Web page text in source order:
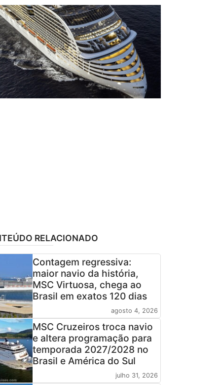
RELACIONADO
Contagem regressiva:
maior navio da história,
MSC Virtuosa, chega ao
Brasil em exatos 120 dias
agosto 4, 2026
MSC Cruzeiros troca navio
e altera programação para
temporada 2027/2028 no
Brasil e América do Sul
julho 31, 2026